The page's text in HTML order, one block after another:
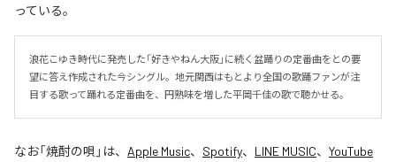
っている。
浪花こゆき時代に発売した「好きやねん大阪」に続く盆踊りの定番曲をとの要
望に答え作成された今シングル。地元関西はもとより全国の歌踊ファンが注
目する歌って踊れる定番曲を、円熟味を増した平岡千佳の歌で聴かせる。
なお「焼酎の唄 」は、 Apple Music、 Spotify、 LINE MUSIC、 YouTube